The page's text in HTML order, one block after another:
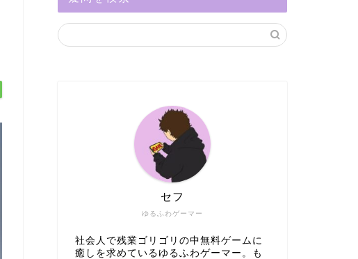
ゆるふわゲーマー
セフ
社会人で残業ゴリゴリの中無料ゲームに
癒しを求めているゆるふわゲーマー。も